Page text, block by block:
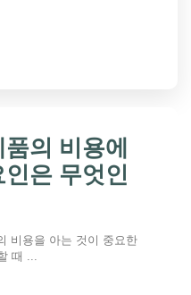
의 비용에
은 무엇인
비용을 아는 것이 중요한
때 ...